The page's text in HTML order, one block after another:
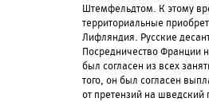
Штемфельдтом. К этому
территориальные
Лифляндия. Русские
Посредничество Франции
был согласен из всех
того, он был согласен
от претензий на шведский